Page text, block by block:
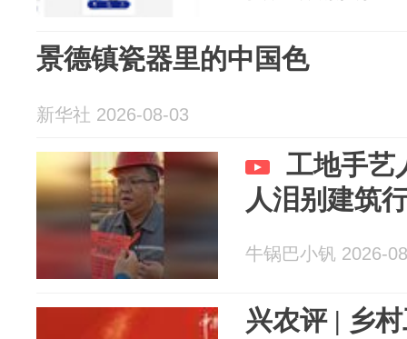
景德镇瓷器里的中国色
新华社 2026-08-03
工地手艺
人泪别建筑
牛锅巴小钒 2026-
兴农评 | 乡